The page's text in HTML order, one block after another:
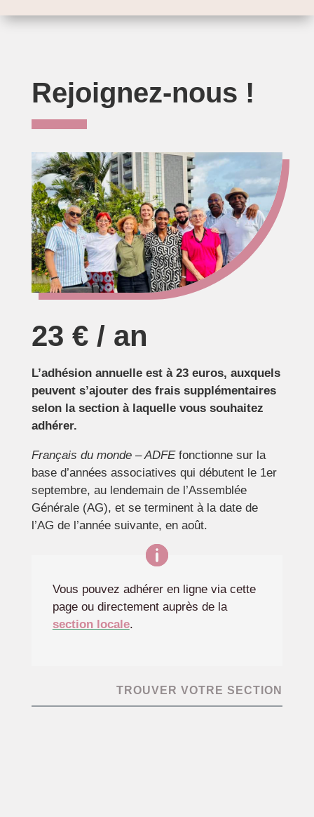
Rejoignez-nous !
23 € / an
L’adhésion annuelle est à 23 euros, auxquels
peuvent s’ajouter des frais supplémentaires
selon la section à laquelle vous souhaitez
adhérer.
Français du monde – ADFEfonctionne sur la
base d’années associatives qui débutent le 1er
septembre, au lendemain de l’Assemblée
Générale (AG), et se terminent à la date de
l’AG de l’année suivante, en août.
Vous pouvez adhérer en ligne via cette
page ou directement auprès de la
section locale.
TROUVER VOTRE SECTION